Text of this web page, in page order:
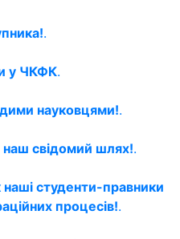
.
у ЧКФК.
науковцями!.
свідомий шлях!.
наші студенти-правники
процесів!.